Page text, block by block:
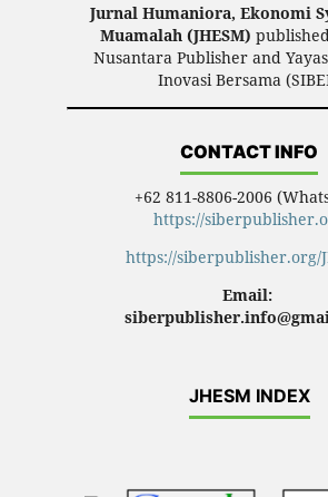
Jurnal Humaniora, Ekonomi
Muamalah (JHESM)
Nusantara Publisher and
Inovasi Bersama
CONTACT INFO
+62 811-8806-2006
https://
https://siberpublisher.org/
Email:
JHESM INDEX